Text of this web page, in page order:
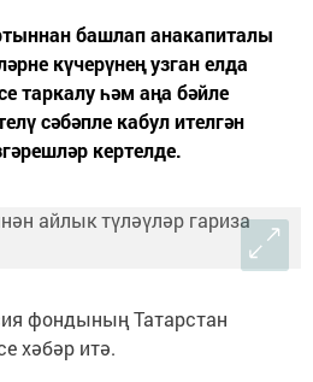
башлап анакапиталы
күчерүнең узган елда
таркалу һәм аңа бәйле
сәбәпле кабул ителгән
кертелде.
фондының Татарстан
хәбәр итә.